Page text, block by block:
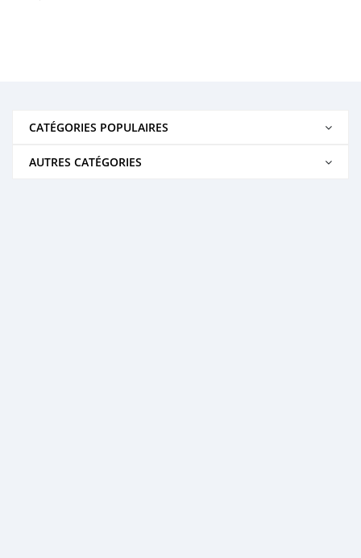
CATÉGORIES POPULAIRES
AUTRES CATÉGORIES